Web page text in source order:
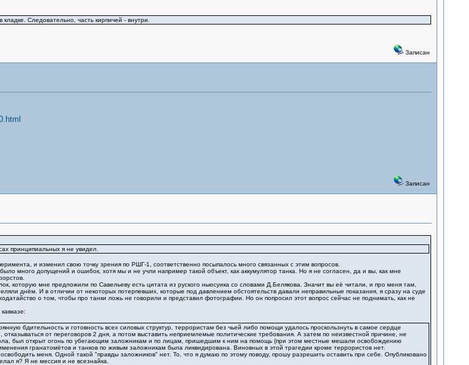
Следовательно, часть кирпичей - внутри.
Записан
Записан
принципиальных я не увидел.
и изменил свою точку зрения по РШГ-1, соответственно посыпалось много связанных с этим вопросов.
много допущений и ошибок, хотя мы и не учли например такой объект, как аккумулятор танка. Но я не согласен, да и вы, как мне
которую мне предложили по Савельеву есть цитата из руского ньюсуика со словами Д.Белякова. Значит вы её читали, и про меня там,
днём. И в отличии от некоторых потерпевших, которые под давлением обстоятельств давали неправильные показания, я сразу на суде
о том, чтобы про танки ложь не говорили и представил фотографии. Но он попросил этот вопрос сейчас не поднимать, как не
бдительность и готовность всех силовых структур, террористам без чьей либо помощи удалось проскользнуть в самое сердце
от переговоров 2 дня, а потом выставить неприемлемые политические требования. А затем по неизвестной причине, не
был открыт огонь по убегающим заложникам и по лицам, пришедшим к ним на помощь (при этом местные мешали освобождению
гранатомётов и танков по живым заложникам была ликвидирована. Виновных в этой трагедии кроме террористов нет.
меня. Одной такой "правды заложников" нет. То, что я думаю по этому поводу, прошу разрешить оставить при себе. Опубликовано
я? Я не мессия и не всезнайка.